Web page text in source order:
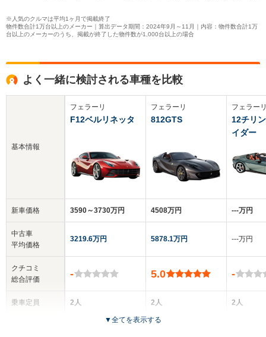
※人気のクルマは平均1ヶ月で掲載終了
物件数合計1万台以上のメーカー｜算出データ期間：2024年9月～11月｜内容：物件数合計1万
台以上のメーカーのうち、掲載が終了した物件数が1,000台以上の場合
よく一緒に検討される車種を比較
基本情報
新車価格
中古車
平均価格
クチコミ
総合評価
乗車定員
フェラーリ
F12ベルリネッタ
3590～3730万円
3219.6万円
-
2人
フェラーリ
812GTS
4508万円
5878.1万円
5.0
2人
2ドア
フェラー
12チリ
イダー
‐‐‐万円
‐‐‐万円
-
2人
▼全てを表示する